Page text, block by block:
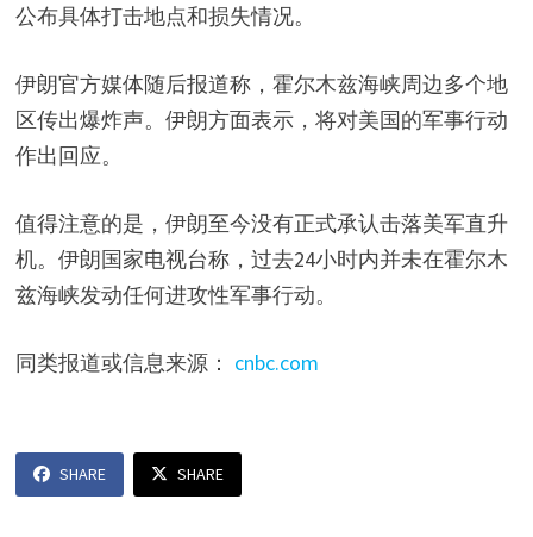
公布具体打击地点和损失情况。
伊朗官方媒体随后报道称，霍尔木兹海峡周边多个地
区传出爆炸声。伊朗方面表示，将对美国的军事行动
作出回应。
值得注意的是，伊朗至今没有正式承认击落美军直升
机。伊朗国家电视台称，过去24小时内并未在霍尔木
兹海峡发动任何进攻性军事行动。
同类报道或信息来源： cnbc.com
SHARE SHARE